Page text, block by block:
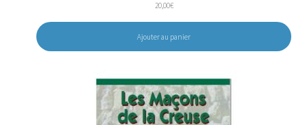
20,00€
Ajouter au panier